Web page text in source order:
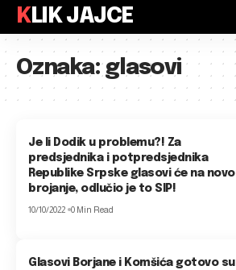
KLIK JAJCE
Oznaka:glasovi
Je li Dodik u problemu?! Za
predsjednika i potpredsjednika
Republike Srpske glasovi će na novo
brojanje, odlučio je to SIP!
10/10/2022 0 Min Read
Glasovi Borjane i Komšića gotovo su